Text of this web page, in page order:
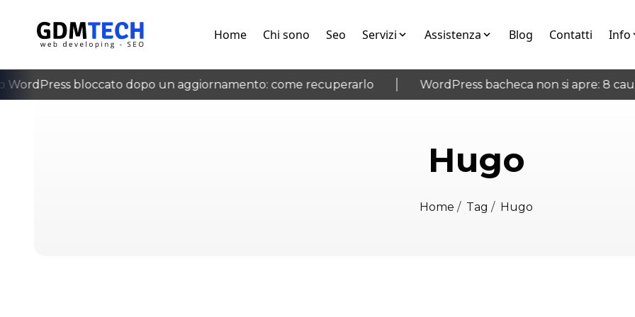
Home Chi sono Seo Servizi Assistenza Blog Contatti Info
bloccato dopo un aggiornamento: come recuperarlo WordPress bacheca non si apre: 8
‹
Hugo
Home / Tag / Hugo